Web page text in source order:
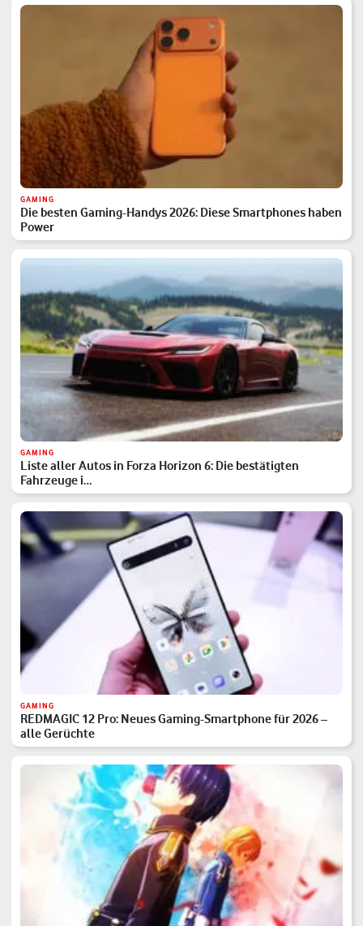
GAMING
Die besten Gaming-Handys 2026: Diese Smartphones haben
Power
GAMING
Liste aller Autos in Forza Horizon 6: Die bestätigten
Fahrzeuge i…
GAMING
REDMAGIC 12 Pro: Neues Gaming-Smartphone für 2026 –
alle Gerüchte